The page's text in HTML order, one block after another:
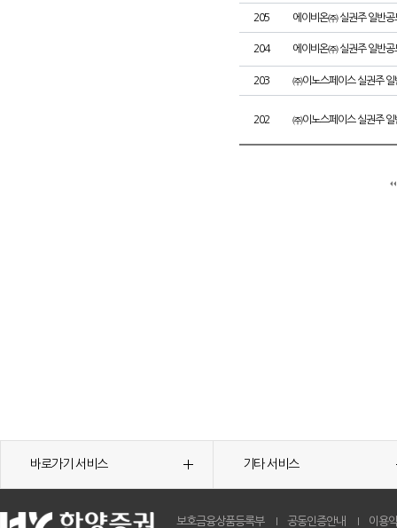
205 에이비온㈜ 실권주 일반공
204 에이비온㈜ 실권주 일반공
203 ㈜이노스페이스 실권주 일
202 ㈜이노스페이스 실권주 일
바로가기 서비스 기타 서비스
보호금융상품등록부 공동인증안내 이용